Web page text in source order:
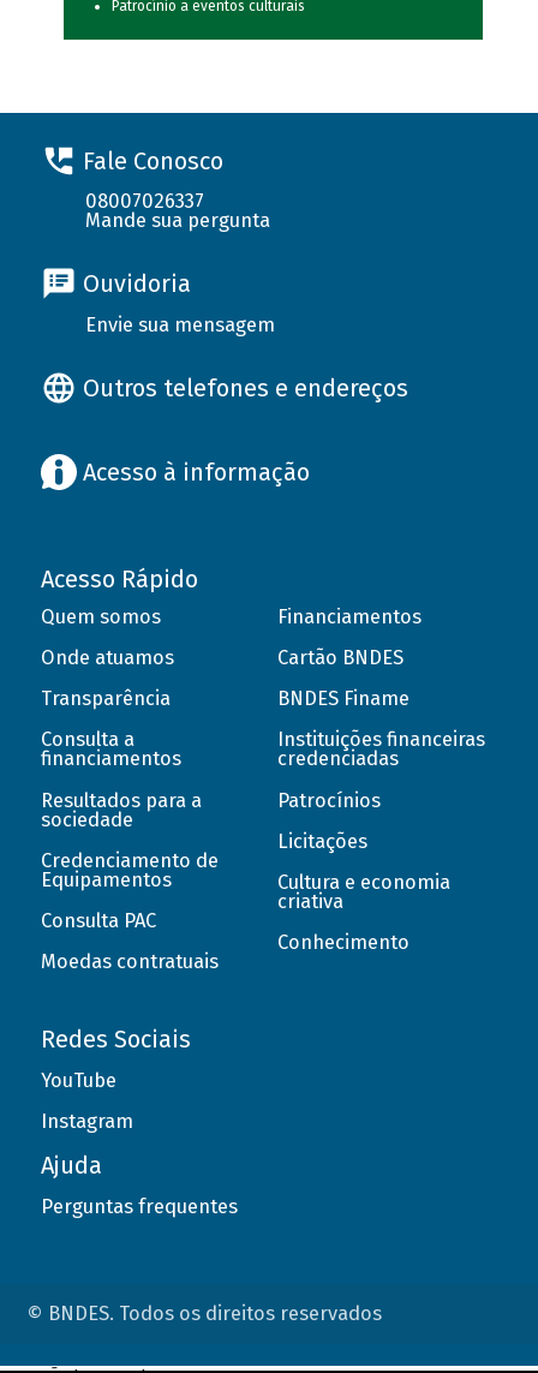
Patrocínio a eventos culturais
Fale Conosco
08007026337
Mande sua pergunta
Ouvidoria
Envie sua mensagem
Outros telefones e endereços
Acesso à informação
Acesso Rápido
Quem somos
Onde atuamos
Transparência
Consulta a
financiamentos
Resultados para a
sociedade
Credenciamento de
Equipamentos
Consulta PAC
Moedas contratuais
Financiamentos
Cartão BNDES
BNDES Finame
Instituições financeiras
credenciadas
Patrocínios
Licitações
Cultura e economia
criativa
Conhecimento
Redes Sociais
YouTube
Instagram
Ajuda
Perguntas frequentes
© BNDES. Todos os direitos reservados